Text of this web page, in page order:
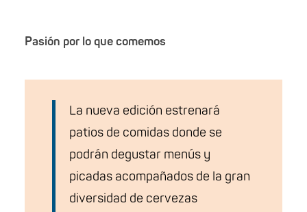
Pasión por lo que comemos
La nueva edición estrenará
patios de comidas donde se
podrán degustar menús y
picadas acompañados de la gran
diversidad de cervezas